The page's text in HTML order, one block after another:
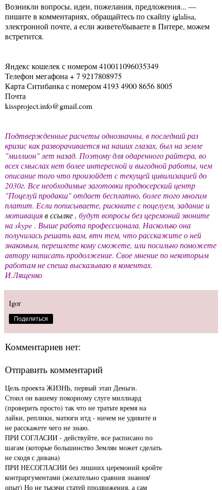
Возникли вопросы, идеи, пожелания, предложения... —
пишите в комментариях, обращайтесь по скайпу iglalisa,
электронной почте, а если живете/бываете в Питере, можем
встретится.
Яндекс кошелек с номером 410011096035349
Телефон мегафона + 7 9217808975
Карта Ситибанка с номером 4193 4900 8656 8005
Почта
kissproject.info@gmail.com
Подтвержденные расчеты однозначны, в последний раз
кризис как разворачивается на наших глазах, был на земле
"миллион" лет назад. Поэтому для одаренного райтера, во
всех смыслах нет более интересной и выгодной работы, чем
описание того что произойдет с текущей цивилизацией до
2030г. Все необходимые заготовки продюсерский центр
"Поцелуй продакш" отдает бесплатно, более того многим
платит. Если пописываете, рискните с поцелуем, задание и
мотивацияв ссылке, будут вопросы без церемоний звоните
на skype . Выше работа профессионала. Насколько она
получилась решать вам, втч тем, что расскажите о ней
знакомым, перешлете кому сможете, или посильно поможете
автору написать продолжение. Свое мнение по некоторым
работам не спеша высказываю в коментах.
И.Лященко
Igor
Поделиться
Комментариев нет:
Отправить комментарий
Цель проекта ЖИЗНЬ, первый этап Деньги.
Стоил он вашему покорному слуге миллиард
(проверить просто) так что не тратьте время на
лайки, реплики, матюги итд - ничем не удивите и
не расскажете чего не знаю.
ПРИ СОГЛАСИИ - действуйте, все расписано по
шагам (которые большинство Землян может сделать
не сходя с дивана)
ПРИ НЕСОГЛАСИИ без лишних церемоний кройте
контраргументами (желательно сравнив знания/
опыт) Но не тысячи статей продвижения, а сам